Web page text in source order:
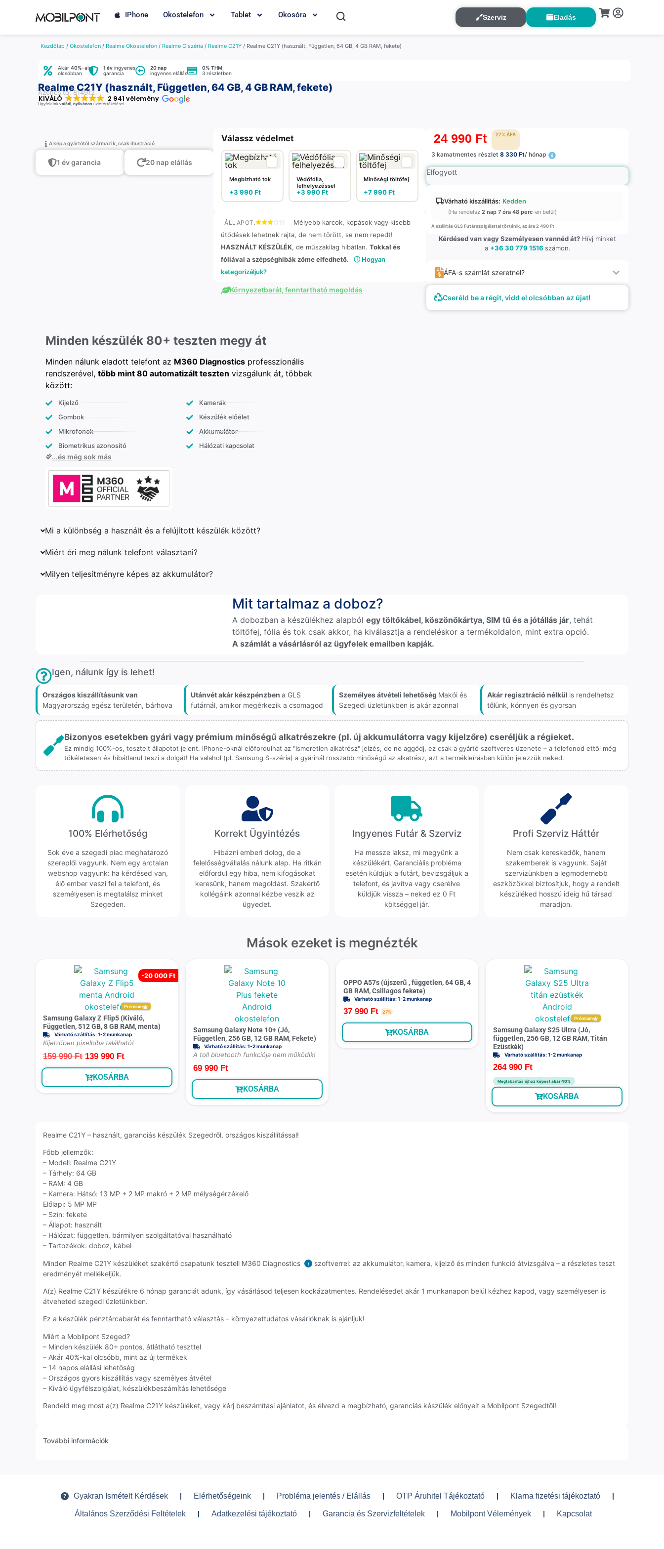
IPhone Okostelefon Tablet Okosóra Szerviz Eladás
Kezdőlap / Okostelefon / Realme Okostelefon / Realme C széria / Realme C21Y / Realme C21Y (használt, Független, 64 GB, 4 GB RAM, fekete)
Akár 40%-al
olcsóbban
1 év ingyenes
garancia
20 nap
ingyenes elállás
0% THM
3 részletben
Realme C21Y (használt, Független, 64 GB, 4 GB RAM, fekete)
Azonosító: 814912
KIVÁLÓ 2 941 vélemény
Ügyfeleink valódi, nyilvános üzletértékelései
A kép a gyártótól származik, csak illustráció
1 év garancia 20 nap elállás
Válassz védelmet
Megbízható tok
+3 990Ft
Védőfólia,
felhelyezéssel
+3 990Ft
Minőségi töltőfej
+7 990Ft
ÁLLAPOT:
Mélyebb karcok, kopások vagy kisebb
ütődések lehetnek rajta, de nem törött, se nem repedt!
HASZNÁLT KÉSZÜLÉK, de műszakilag hibátlan. Tokkal és
fóliával a szépséghibák zöme elfedhető.
ⓘ Hogyan
kategorizáljuk?
Környezetbarát, fenntartható megoldás
24 990 Ft 27% ÁFA
3 kamatmentes részlet8 330 Ft/ hónap
Elfogyott
Várható kiszállítás: Kedden
(Ha rendelsz2 nap 7 óra 48 perc-en belül)
A szállítás GLS Futárszolgálattal történik, az ára 2 490 Ft
Kérdésed van vagy Személyesen vannéd át? Hívj minket
a +36 30 779 1516 számon.
ÁFA-s számlát szeretnél?
Cseréld be a régit, vidd el olcsóbban az újat!
Minden készülék 80+ teszten megy át
Minden nálunk eladott telefont az M360 Diagnostics professzionális
rendszerével, több mint 80 automatizált teszten vizsgálunk át, többek
között:
Kijelző
Gombok
Mikrofonok
Biometrikus azonosító
Kamerák
Készülék előélet
Akkumulátor
Hálózati kapcsolat
...és még sok más
Mi a különbség a használt és a felújított készülék között?
Miért éri meg nálunk telefont választani?
Milyen teljesítményre képes az akkumulátor?
Mit tartalmaz a doboz?
A dobozban a készülékhez alapból egy töltőkábel, köszönőkártya, SIM tű és a jótállás jár, tehát
töltőfej, fólia és tok csak akkor, ha kiválasztja a rendeléskor a termékoldalon, mint extra opció.
A számlát a vásárlásról az ügyfelek emailben kapják.
Igen, nálunk így is lehet!
Országos kiszállításunk van
Magyarország egész területén, bárhova
Utánvét akár készpénzben a GLS
futárnál, amikor megérkezik a csomagod
Személyes átvételi lehetőség Makói és
Szegedi üzletünkben is akár azonnal
Akár regisztráció nélkül is rendelhetsz
tőlünk, könnyen és gyorsan
Bizonyos esetekben gyári vagy prémium minőségű alkatrészekre (pl. új akkumulátorra vagy kijelzőre) cseréljük a régieket.
Ez mindig 100%-os, tesztelt állapotot jelent. iPhone-oknál előfordulhat az "Ismeretlen alkatrész" jelzés, de ne aggódj, ez csak a gyártó szoftveres üzenete – a telefonod ettől még
tökéletesen és hibátlanul teszi a dolgát! Ha valahol (pl. Samsung S-széria) a gyárinál rosszabb minőségű az alkatrész, azt a termékleírásban külön jelezzük neked.
100% Elérhetőség
Sok éve a szegedi piac meghatározó
szereplői vagyunk. Nem egy arctalan
webshop vagyunk: ha kérdésed van,
élő ember veszi fel a telefont, és
személyesen is megtalálsz minket
Szegeden.
Korrekt Ügyintézés
Hibázni emberi dolog, de a
felelősségvállalás nálunk alap. Ha ritkán
előfordul egy hiba, nem kifogásokat
keresünk, hanem megoldást. Szakértő
kollégáink azonnal kézbe veszik az
ügyedet.
Ingyenes Futár & Szerviz
Ha messze laksz, mi megyünk a
készülékért. Garanciális probléma
esetén küldjük a futárt, bevizsgáljuk a
telefont, és javítva vagy cserélve
küldjük vissza – neked ez 0 Ft
költséggel jár.
Profi Szerviz Háttér
Nem csak kereskedők, hanem
szakemberek is vagyunk. Saját
szervizünkben a legmodernebb
eszközökkel biztosítjuk, hogy a rendelt
készüléked hosszú ideig hű társad
maradjon.
Mások ezeket is megnézték
-20 000 Ft
Prémium
Samsung Galaxy Z Flip5 (Kiváló,
Független, 512 GB, 8 GB RAM, menta)
Várható szállítás: 1-2 munkanap
Kijelzőben pixelhiba található!
159 990Ft 139 990 Ft
KOSÁRBA
Samsung Galaxy Note 10+ (Jó,
Független, 256 GB, 12 GB RAM, Fekete)
Várható szállítás: 1-2 munkanap
A toll bluetooth funkciója nem működik!
69 990 Ft
KOSÁRBA
OPPO A57s (újszerű , független, 64 GB, 4
GB RAM, Csillagos fekete)
Várható szállítás: 1-2 munkanap
37 990 Ft 27%
KOSÁRBA
Prémium
Samsung Galaxy S25 Ultra (Jó,
független, 256 GB, 12 GB RAM, Titán
Ezüstkék)
Várható szállítás: 1-2 munkanap
264 990 Ft
Megtakarítás újhoz képestakár 40%
KOSÁRBA
Realme C21Y – használt, garanciás készülék Szegedről, országos kiszállítással!
Főbb jellemzők:
– Modell: Realme C21Y
– Tárhely: 64 GB
– RAM: 4 GB
– Kamera: Hátsó: 13 MP + 2 MP makró + 2 MP mélységérzékelő
Előlapi: 5 MP MP
– Szín: fekete
– Állapot: használt
– Hálózat: független, bármilyen szolgáltatóval használható
– Tartozékok: doboz, kábel
Minden Realme C21Y készüléket szakértő csapatunk teszteli M360 Diagnostics i
szoftverrel: az akkumulátor, kamera, kijelző és minden funkció átvizsgálva – a részletes teszt
eredményét mellékeljük.
A(z) Realme C21Y készülékre 6 hónap garanciát adunk, így vásárlásod teljesen kockázatmentes. Rendelésedet akár 1 munkanapon belül kézhez kapod, vagy személyesen is
átveheted szegedi üzletünkben.
Ez a készülék pénztárcabarát és fenntartható választás – környezettudatos vásárlóknak is ajánljuk!
Miért a Mobilpont Szeged?
– Minden készülék 80+ pontos, átlátható teszttel
– Akár 40%-kal olcsóbb, mint az új termékek
– 14 napos elállási lehetőség
– Országos gyors kiszállítás vagy személyes átvétel
– Kiváló ügyfélszolgálat, készülékbeszámítás lehetősége
Rendeld meg most a(z) Realme C21Y készüléket, vagy kérj beszámítási ajánlatot, és élvezd a megbízható, garanciás készülék előnyeit a Mobilpont Szegedtől!
További információk
Gyakran Ismételt Kérdések Elérhetőségeink Probléma jelentés / Elállás OTP Áruhitel Tájékoztató Klarna fizetési tájékoztató
Általános Szerződési Feltételek Adatkezelési tájékoztató Garancia és Szervizfeltételek Mobilpont Vélemények Kapcsolat